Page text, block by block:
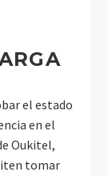
el estado
en el
Oukitel,
tomar